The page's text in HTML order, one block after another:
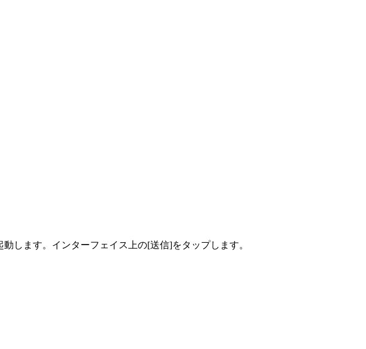
動します。インターフェイス上の[送信]をタップします。